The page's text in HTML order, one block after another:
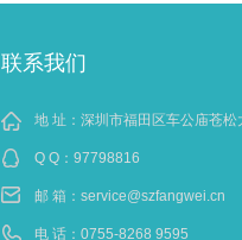
联系我们
地 址：深圳市福田区车公庙苍
Q Q： 97798816
邮 箱： service@szfangwei.cn
电 话：0755-8268 9595